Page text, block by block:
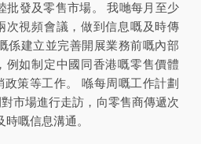
批發及零售市場。 我哋每月至少
次視頻會議，做到信息嘅及時傳
係建立並完善開展業務前嘅內部
例如制定中國同香港嘅零售價體
策等工作。 喺每周嘅工作計劃
市場進行走訪，向零售商傳遞次
嘅信息溝通。